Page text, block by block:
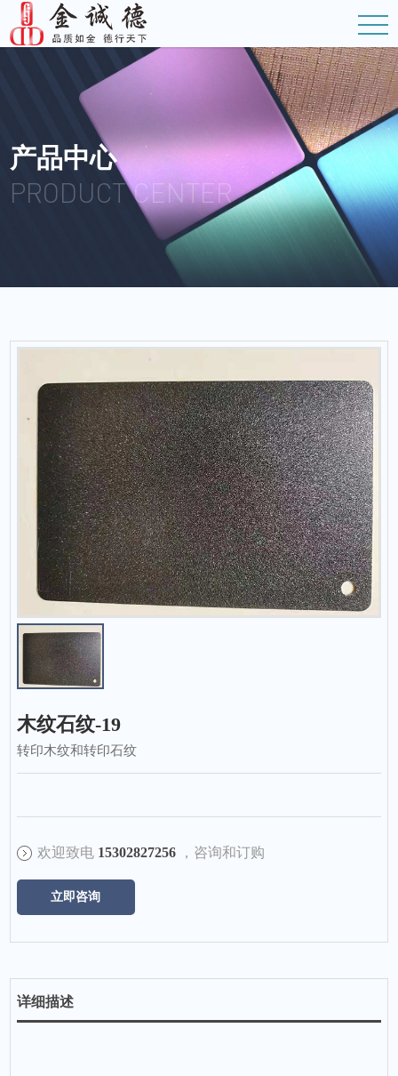
产品中心
PRODUCT CENTER
木纹石纹-19
转印木纹和转印石纹
欢迎致电15302827256 ，咨询和订购
立即咨询
详细描述